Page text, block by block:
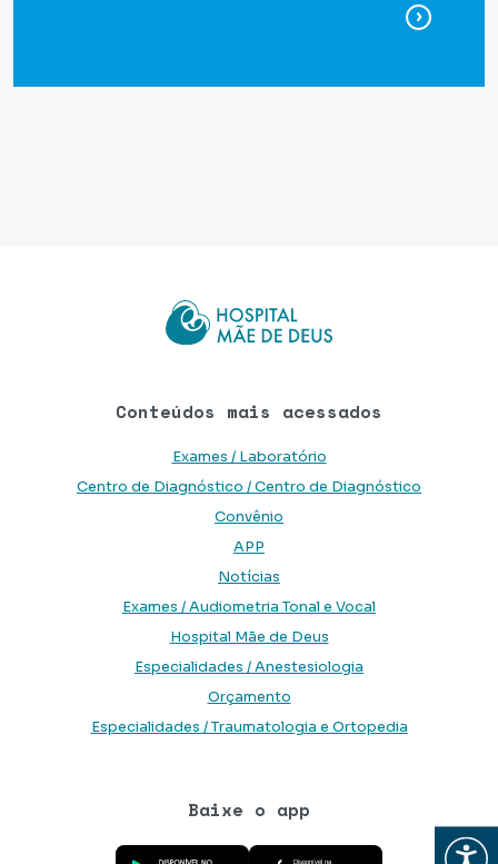
Abrir
para
Conteúdos mais acessados
Exames / Laboratório
Centro de Diagnóstico / Centro de Diagnóstico
Convênio
APP
Notícias
Exames / Audiometria Tonal e Vocal
Hospital Mãe de Deus
Especialidades / Anestesiologia
Orçamento
Especialidades / Traumatologia e Ortopedia
Baixe o app
Baixe o aplicativo na Google Play Store
Baixe o aplicativo na App Store